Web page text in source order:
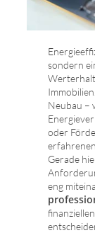
sondern
Neubau –
oder
erfahrenen
Gerade
eng